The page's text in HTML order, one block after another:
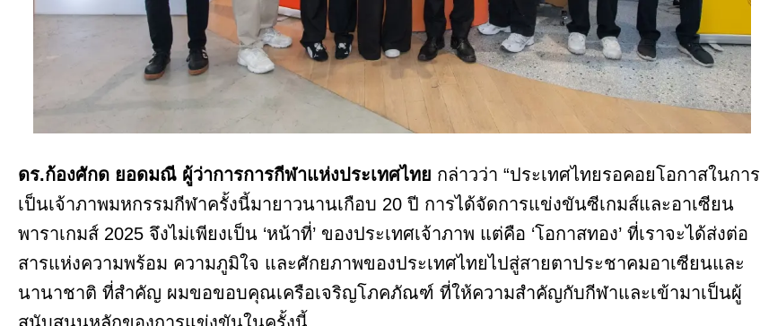
ดร.ก้องศักด ยอดมณี ผู้ว่าการการกีฬาแห่งประเทศไทย กล่าวว่า “ประเทศไทยรอคอยโอกาสในการ
เป็นเจ้าภาพมหกรรมกีฬาครั้งนี้มายาวนานเกือบ 20 ปี การได้จัดการแข่งขันซีเกมส์และอาเซียน
พาราเกมส์ 2025 จึงไม่เพียงเป็น ‘หน้าที่’ ของประเทศเจ้าภาพ แต่คือ ‘โอกาสทอง’ ที่เราจะได้ส่งต่อ
สารแห่งความพร้อม ความภูมิใจ และศักยภาพของประเทศไทยไปสู่สายตาประชาคมอาเซียนและ
นานาชาติ ที่สำคัญ ผมขอขอบคุณเครือเจริญโภคภัณฑ์ ที่ให้ความสำคัญกับกีฬาและเข้ามาเป็นผู้